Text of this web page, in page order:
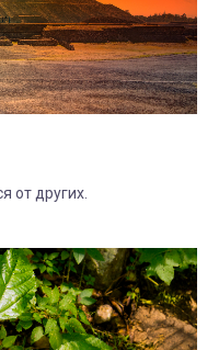
от других.